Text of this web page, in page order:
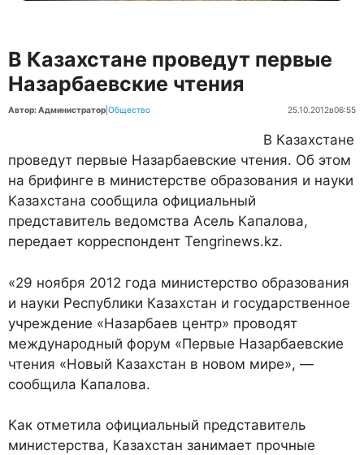
В Казахстане проведут первые
Назарбаевские чтения
Автор: Администратор Общество 25.10.2012в06:55
В Казахстане
проведут первые Назарбаевские чтения. Об этом
на брифинге в министерстве образования и науки
Казахстана сообщила официальный
представитель ведомства Асель Капалова,
передает корреспондент Tengrinews.kz.
«29 ноября 2012 года министерство образования
и науки Республики Казахстан и государственное
учреждение «Назарбаев центр» проводят
международный форум «Первые Назарбаевские
чтения «Новый Казахстан в новом мире», —
сообщила Капалова.
Как отметила официальный представитель
министерства, Казахстан занимает прочные